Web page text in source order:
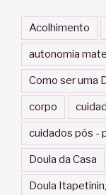
Acolhimento
autonomia
Como ser uma
corpo
cuidados pós -
Doula da Casa
Doula